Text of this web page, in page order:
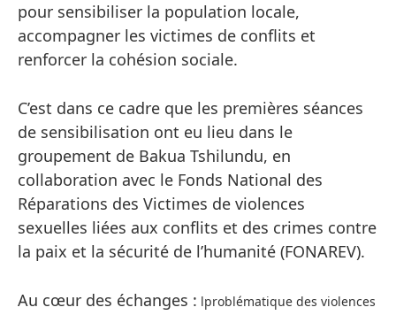
pour sensibiliser la population locale,
accompagner les victimes de conflits et
renforcer la cohésion sociale.
C’est dans ce cadre que les premières séances
de sensibilisation ont eu lieu dans le
groupement de Bakua Tshilundu, en
collaboration avec le Fonds National des
Réparations des Victimes de violences
sexuelles liées aux conflits et des crimes contre
la paix et la sécurité de l’humanité (FONAREV).
Au cœur des échanges : lproblématique des violences